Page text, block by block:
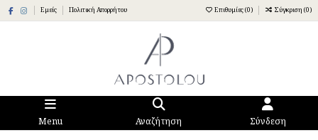
Εμείς Πολιτική Απορρήτου Επιθυμίες (0) Σύγκριση (0)
Menu Αναζήτηση Σύνδεση